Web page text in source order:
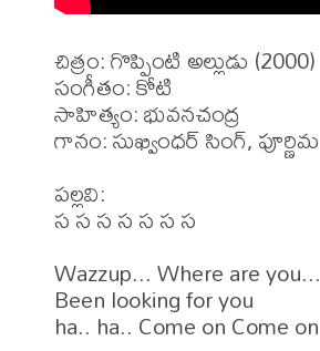
చిత్రం: గొప్పింటి అల్లుడు (2000)
సంగీతం: కోటి
సాహిత్యం: భువనచంద్ర
గానం: సుఖ్వింధర్ సింగ్, పూర్ణిమ
పల్లవి:
స స స స స స స
Wazzup... Where are you...
Been looking for you
ha.. ha.. Come on Come on